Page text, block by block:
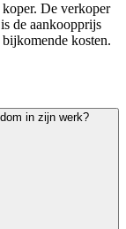
De verkoper
de aankoopprijs
kosten.
in zijn werk?